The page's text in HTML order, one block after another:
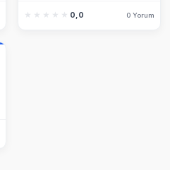
★★★★★
★★★★★ 0,0 0 Yorum